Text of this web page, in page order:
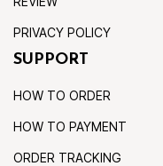
PRIVACY POLICY
SUPPORT
HOW TO ORDER
HOW TO PAYMENT
ORDER TRACKING